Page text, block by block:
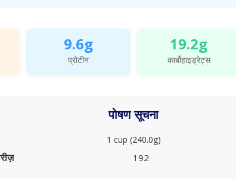
9.6g
प्रोटीन
19.2g
कार्बोहाइड्रेट्स
पोषण सूचना
1 cup (240.0g)
192